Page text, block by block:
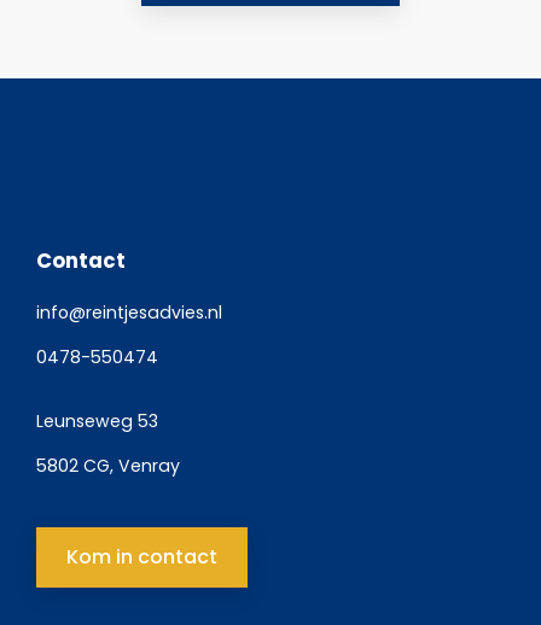
Contact
info@reintjesadvies.nl
0478-550474
Leunseweg 53
5802 CG, Venray
Kom in contact